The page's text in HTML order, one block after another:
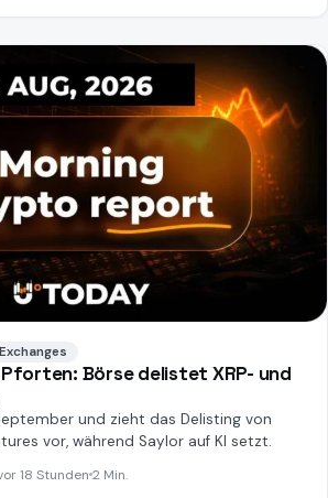
Exchanges
Börse delistet XRP- und
und zieht das Delisting von
vor, während Saylor auf KI setzt.
18 Stunden 2 Min.